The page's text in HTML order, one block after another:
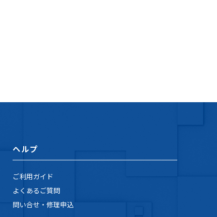
ヘルプ
ご利用ガイド
よくあるご質問
問い合せ・修理申込